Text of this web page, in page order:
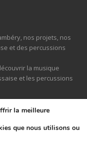
nos projets, nos
et des percussions
la musique
et les percussions
la meilleure
que nous utilisons ou